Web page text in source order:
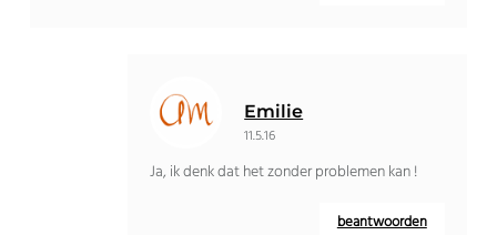
Emilie
11.5.16
Ja, ik denk dat het zonder problemen kan !
beantwoorden